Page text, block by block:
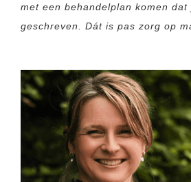
met een behandelplan komen
geschreven. Dát is pas zorg op